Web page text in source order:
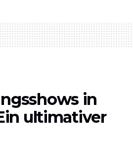
in
ultimativer